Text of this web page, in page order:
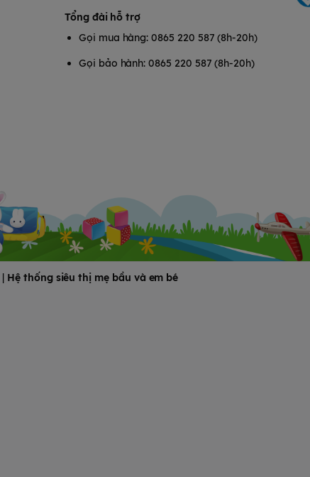
Tổng đài hỗ trợ
Gọi mua hàng: 0865 220 587 (8h-20h)
Gọi bảo hành: 0865 220 587 (8h-20h)
| Hệ thống siêu thị mẹ bầu và em bé